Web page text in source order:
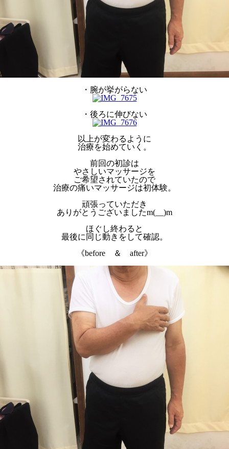
・腕が挙がらない
・後ろに伸びない
以上が変わるように
治療を始めていく。
前回の初診は
やさしいマッサージを
ご希望されていたので
治療の痛いマッサージは初体験。
頑張っていただき
ありがとうございましたm(__)m
ほぐし終わると
最後に同じ動きをして確認。
《before ＆ after》